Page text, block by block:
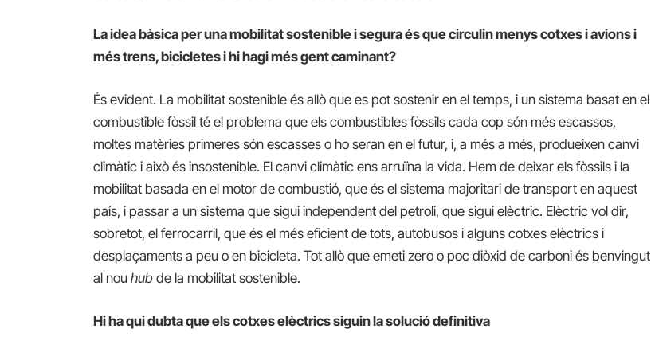
La idea bàsica per una mobilitat sostenible i segura és que circulin menys cotxes i avions i
més trens, bicicletes i hi hagi més gent caminant?
És evident. La mobilitat sostenible és allò que es pot sostenir en el temps, i un sistema basat en el
combustible fòssil té el problema que els combustibles fòssils cada cop són més escassos,
moltes matèries primeres són escasses o ho seran en el futur, i, a més a més, produeixen canvi
climàtic i això és insostenible. El canvi climàtic ens arruïna la vida. Hem de deixar els fòssils i la
mobilitat basada en el motor de combustió, que és el sistema majoritari de transport en aquest
país, i passar a un sistema que sigui independent del petroli, que sigui elèctric. Elèctric vol dir,
sobretot, el ferrocarril, que és el més eficient de tots, autobusos i alguns cotxes elèctrics i
desplaçaments a peu o en bicicleta. Tot allò que emeti zero o poc diòxid de carboni és benvingut
al nouhub de la mobilitat sostenible.
Hi ha qui dubta que els cotxes elèctrics siguin la solució definitiva